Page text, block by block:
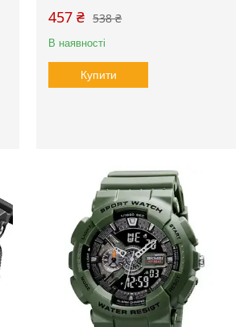
538 ₴
457 ₴
В наявності
Купити